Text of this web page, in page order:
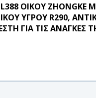
OIKOY ZHONGKE
ΥΓΡΟΥ R290,
ΓΙΑ ΤΙΣ ΑΝΑΓΚΕΣ